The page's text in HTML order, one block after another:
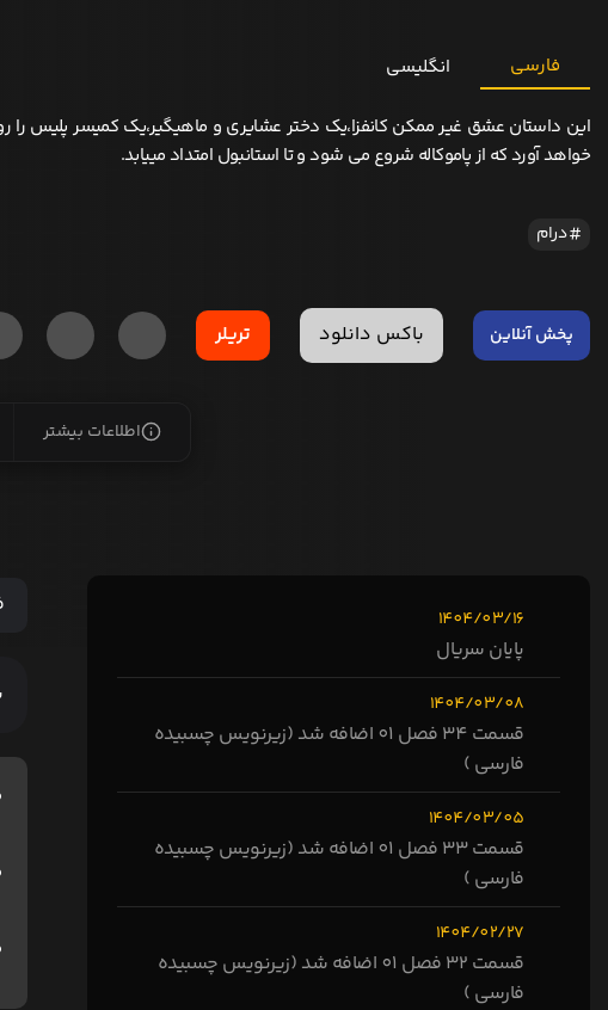
فارسی انگلیسی
این داستان عشق غیر ممکن کانفزا،یک دختر عشایری و ماهیگیر،یک کمیسر پلیس را
خواهد آورد که از پاموکاله شروع می شود و تا استانبول امتداد مییابد.
درام
پخش آنلاین باکس دانلود تریلر
اطلاعات بیشتر
1404/03/16
پایان سریال
1404/03/08
قسمت 34 فصل 01 اضافه شد (زیرنویس چسبیده
فارسی )
1404/03/05
قسمت 33 فصل 01 اضافه شد (زیرنویس چسبیده
فارسی )
1404/02/27
قسمت 32 فصل 01 اضافه شد (زیرنویس چسبیده
فارسی )